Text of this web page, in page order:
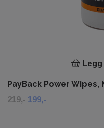
PayBack Power Wipes,
219,- 199,-